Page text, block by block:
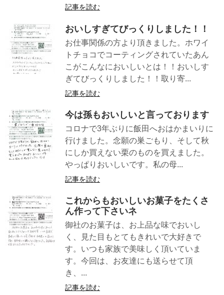
記事を読む
おいしすぎてびっくりしました！！
お仕事関係の方より頂きました。ホワイ
トチョコでコーティングされていたあん
こがこんなにおいしいとは！！おいしす
ぎてびっくりしました！！取り寄...
記事を読む
今は孫もおいしいと言っております
コロナで3年ぶりに飯田へおはかまいりに
行けました。念願の巣ごもり、そして秋
にしか買えない栗のものを買えました。
やっぱりおいしいです。私の母...
記事を読む
これからもおいしいお菓子をたくさ
ん作って下さいネ
御社のお菓子は、お上品な味でおいし
く、見た目もとてもきれいで大好きで
す。いつも家族で美味しく頂いていま
す。今回は、お友達にも送らせて頂
き、...
記事を読む